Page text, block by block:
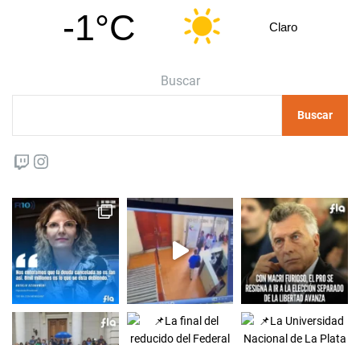
-1°C Claro
Buscar
Buscar
Twitch